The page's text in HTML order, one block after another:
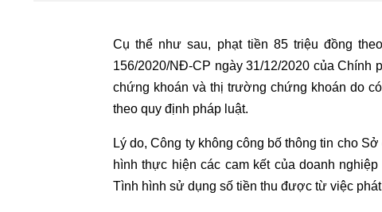
Cụ thể như sau, phạt tiền 85 triệu đồng
156/2020/NĐ-CP ngày 31/12/2020 của Chính
chứng khoán và thị trường chứng khoán do
theo quy định pháp luật.
Lý do, Công ty không công bố thông tin cho
hình thực hiện các cam kết của doanh
Tình hình sử dụng số tiền thu được từ việc